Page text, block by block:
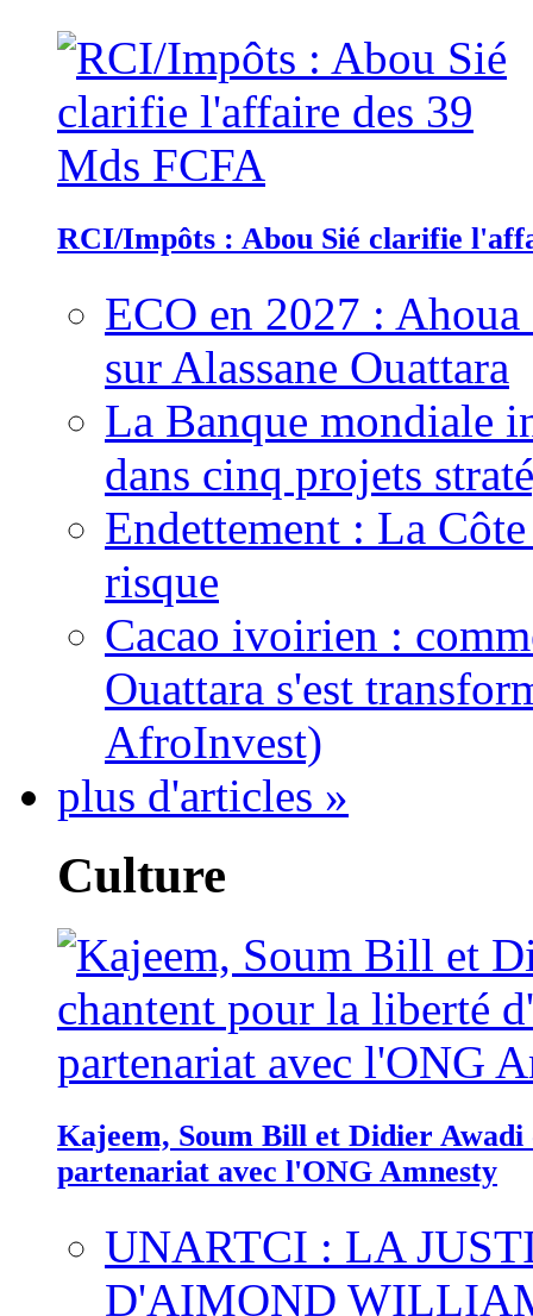
RCI/Impôts : Abou Sié clarifie
ECO en 2027 :
sur Alassane Ouattara
La Banque mondiale
dans cinq projets
Endettement : La
risque
Cacao ivoirien :
Ouattara s'est
AfroInvest)
plus d'articles »
Culture
Kajeem, Soum Bill et Didier
partenariat avec l'ONG Amnesty
UNARTCI : LA
D'AIMOND